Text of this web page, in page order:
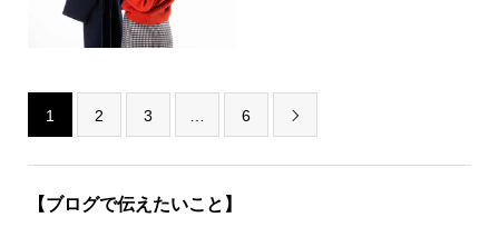
1 2 3 6 
【ブログで伝えたいこと】